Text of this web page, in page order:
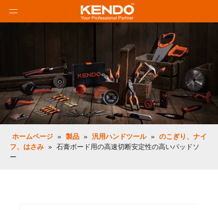
ホームページ » 製品 » 汎用ハンドツール » のこぎり、ナイ
フ、はさみ » 石膏ボード用の高速切断安定性の高いパッドソ
ー